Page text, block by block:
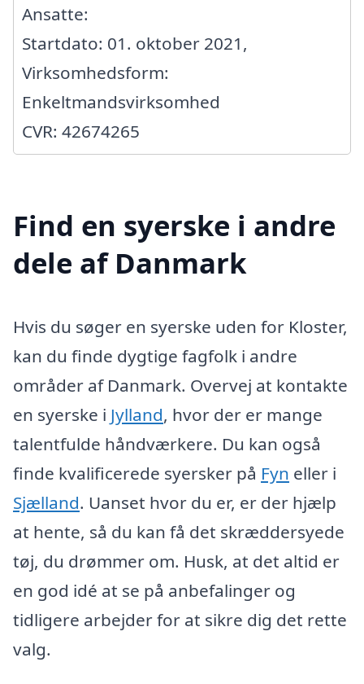
Ansatte:
Startdato: 01. oktober 2021,
Virksomhedsform:
Enkeltmandsvirksomhed
CVR: 42674265
Find en syerske i andre
dele af Danmark
Hvis du søger en syerske uden for Kloster,
kan du finde dygtige fagfolk i andre
områder af Danmark. Overvej at kontakte
en syerske i Jylland, hvor der er mange
talentfulde håndværkere. Du kan også
finde kvalificerede syersker på Fyn eller i
Sjælland. Uanset hvor du er, er der hjælp
at hente, så du kan få det skræddersyede
tøj, du drømmer om. Husk, at det altid er
en god idé at se på anbefalinger og
tidligere arbejder for at sikre dig det rette
valg.